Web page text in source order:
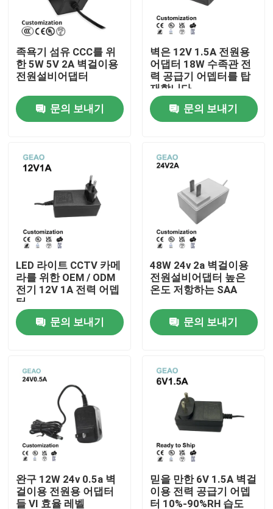
집
비디오
회사 소개
공장 여행
문의하기
인용문을 요구하세요
벽걸이용 전원용 어댑터들
데스크탑 전원용 어댑터
족욕기 섬유 CCC를 위
한 5W 5V 2A 벽걸이용
전원설비어댑터
문의 보내기
벽은 12V 1.5A 전원용
어댑터 18W 수족관 전
력 공급기 어뎁터를 탑
재합니다
문의 보내기
LED 라이트 CCTV 카메
라를 위한 OEM / ODM
전기 12V 1A 전력 어뎁
터
문의 보내기
48W 24v 2a 벽걸이용
전원설비어댑터 높은
온도 저항하는 SAA
문의 보내기
완구 12W 24v 0.5a 벽
걸이용 전원용 어댑터
들 VI 효율 레벨
믿을 만한 6V 1.5A 벽걸
이용 전력 공급기 어뎁
터 10%-90%RH 습도